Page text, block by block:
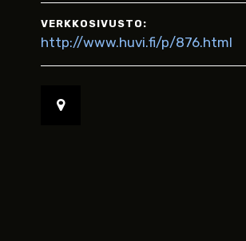
VERKKOSIVUSTO:
http://www.huvi.fi/p/876.html